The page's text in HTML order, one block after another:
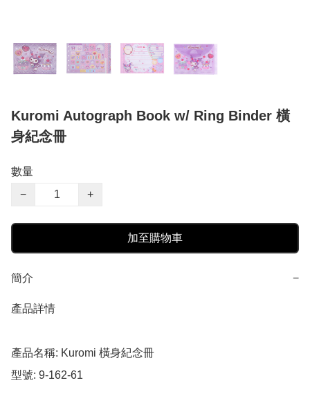
Kuromi Autograph Book w/ Ring Binder 橫
身紀念冊
數量
−
+
加至購物車
簡介 −
產品詳情
產品名稱: Kuromi 橫身紀念冊
型號: 9-162-61